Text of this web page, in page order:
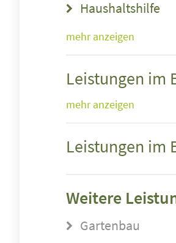
Haushaltshilfe
mehr anzeigen
Leistungen im
mehr anzeigen
Leistungen im
Weitere
Gartenbau